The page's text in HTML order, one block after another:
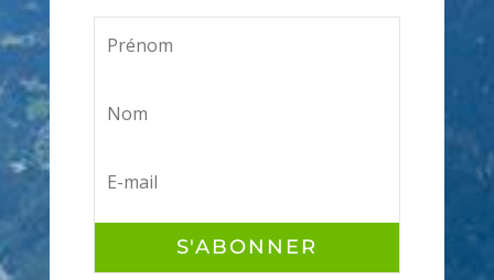
S'ABONNER